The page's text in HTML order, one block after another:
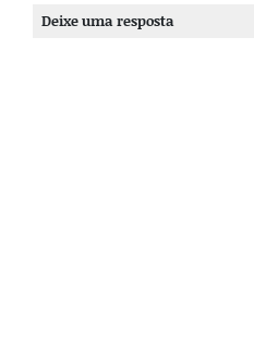
Deixe uma resposta